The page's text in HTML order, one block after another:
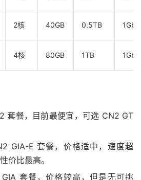
2核 40GB 0.5TB
4核 80GB 1TB
套餐，目前最便宜，可选 CN2 GT
GIA-E 套餐，价格适中，速度超
价比最高。
套餐，价格较高，但是无可挑